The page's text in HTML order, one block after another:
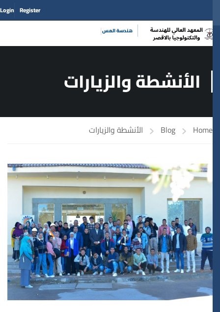
Register
Login
الأنشطة والزيارات
Home
Blog الأنشطة والزيارات